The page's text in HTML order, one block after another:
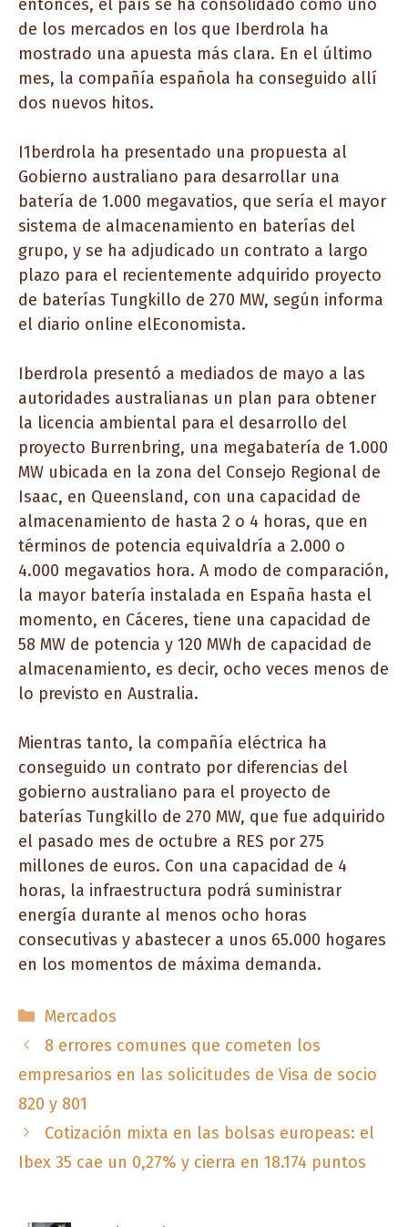
entonces, el país se ha consolidado como uno
de los mercados en los que Iberdrola ha
mostrado una apuesta más clara. En el último
mes, la compañía española ha conseguido allí
dos nuevos hitos.
I1berdrola ha presentado una propuesta al
Gobierno australiano para desarrollar una
batería de 1.000 megavatios, que sería el mayor
sistema de almacenamiento en baterías del
grupo, y se ha adjudicado un contrato a largo
plazo para el recientemente adquirido proyecto
de baterías Tungkillo de 270 MW, según informa
el diario online elEconomista.
Iberdrola presentó a mediados de mayo a las
autoridades australianas un plan para obtener
la licencia ambiental para el desarrollo del
proyecto Burrenbring, una megabatería de 1.000
MW ubicada en la zona del Consejo Regional de
Isaac, en Queensland, con una capacidad de
almacenamiento de hasta 2 o 4 horas, que en
términos de potencia equivaldría a 2.000 o
4.000 megavatios hora. A modo de comparación,
la mayor batería instalada en España hasta el
momento, en Cáceres, tiene una capacidad de
58 MW de potencia y 120 MWh de capacidad de
almacenamiento, es decir, ocho veces menos de
lo previsto en Australia.
Mientras tanto, la compañía eléctrica ha
conseguido un contrato por diferencias del
gobierno australiano para el proyecto de
baterías Tungkillo de 270 MW, que fue adquirido
el pasado mes de octubre a RES por 275
millones de euros. Con una capacidad de 4
horas, la infraestructura podrá suministrar
energía durante al menos ocho horas
consecutivas y abastecer a unos 65.000 hogares
en los momentos de máxima demanda.
Categorías
Mercados
8 errores comunes que cometen los
empresarios en las solicitudes de Visa de socio
820 y 801
Cotización mixta en las bolsas europeas: el
Ibex 35 cae un 0,27% y cierra en 18.174 puntos